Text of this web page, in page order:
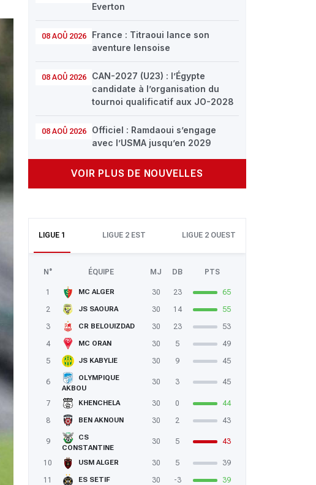
Everton
08 AOÛ 2026
France : Titraoui lance son
aventure lensoise
08 AOÛ 2026
CAN-2027 (U23) : l’Égypte
candidate à l’organisation du
tournoi qualificatif aux JO-2028
08 AOÛ 2026
Officiel : Ramdaoui s’engage
avec l’USMA jusqu’en 2029
VOIR PLUS DE NOUVELLES
LIGUE 1 LIGUE 2 EST LIGUE 2 OUEST
N° ÉQUIPE MJ DB PTS
1 MC ALGER 30 23
65
2
JS SAOURA 30 14
55
3
CR BELOUIZDAD 30 23
53
4
MC ORAN 30 5
49
5
JS KABYLIE 30 9 45
6
OLYMPIQUE
AKBOU
30 3 45
7 KHENCHELA 30 0
44
8
BEN AKNOUN 30 2 43
9
CS
CONSTANTINE
30 5 43
10 USM ALGER 30 5
39
11
ES SETIF 30 -3
39